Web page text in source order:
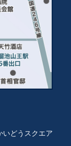
いどうスクエア